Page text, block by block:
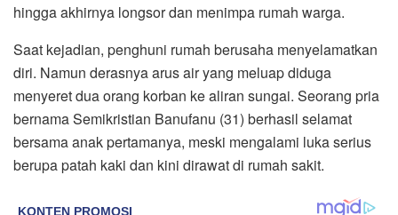
hingga akhirnya longsor dan menimpa rumah warga.
Saat kejadian, penghuni rumah berusaha menyelamatkan
diri. Namun derasnya arus air yang meluap diduga
menyeret dua orang korban ke aliran sungai. Seorang pria
bernama Semikristian Banufanu (31) berhasil selamat
bersama anak pertamanya, meski mengalami luka serius
berupa patah kaki dan kini dirawat di rumah sakit.